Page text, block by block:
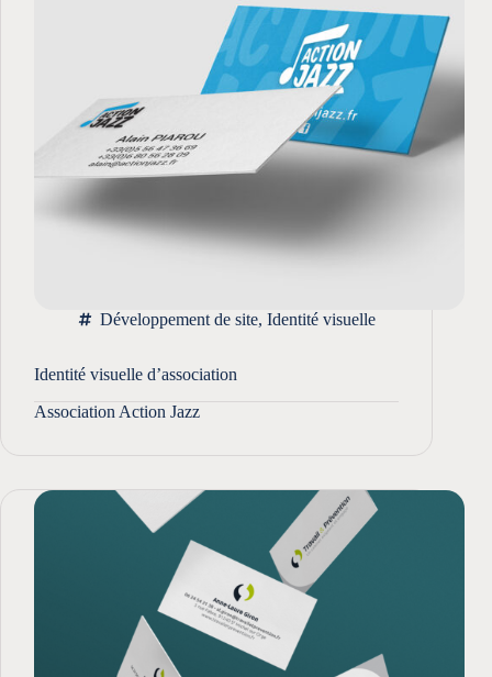
Développement de site, Identité visuelle
Identité visuelle d’association
Association Action Jazz